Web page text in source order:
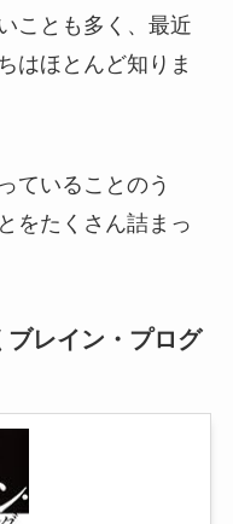
ことも多く、最近
はほとんど知りま
ていることのう
をたくさん詰まっ
ブレイン・プログ